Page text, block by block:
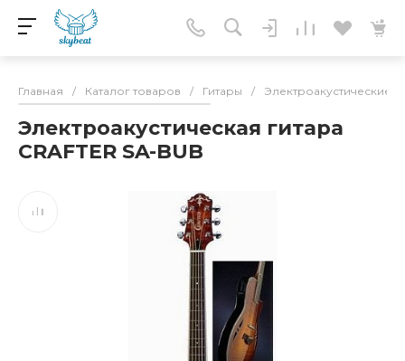
Главная / Каталог товаров / Гитары / Электроакустические
Электроакустическая гитара
CRAFTER SA-BUB